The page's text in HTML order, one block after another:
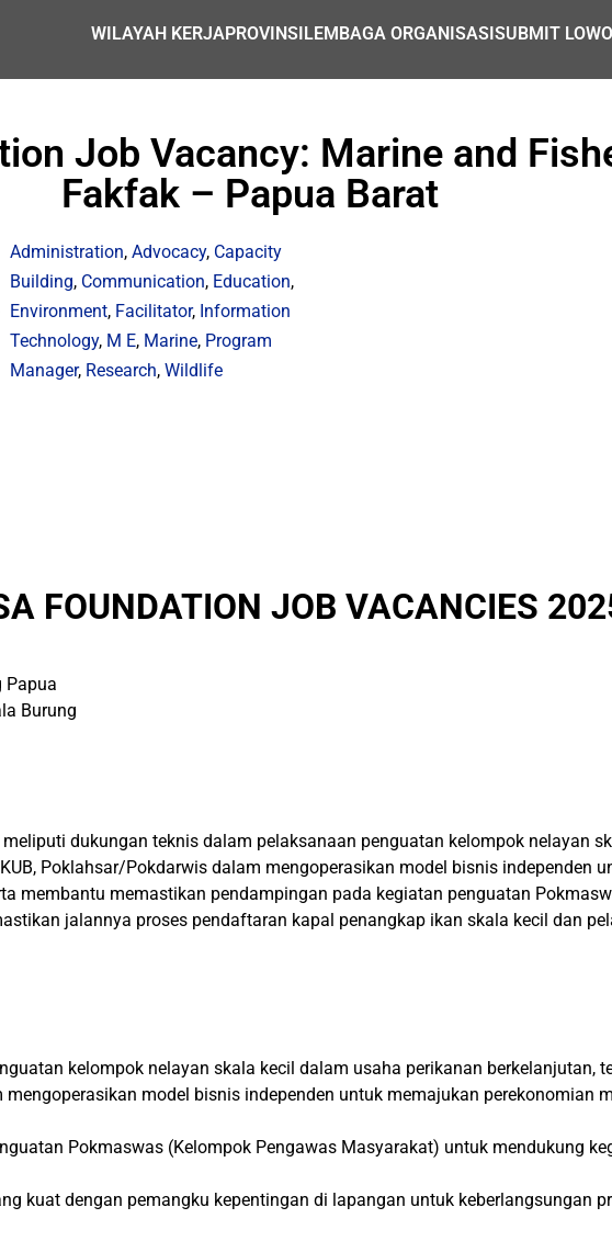
WILAYAH KERJAPROVINSILEMBAGA ORGANISASISUBMIT
Job Vacancy: Marine and
Fakfak – Papua Barat
Administration,Advocacy, Capacity
Building, Communication, Education,
Environment, Facilitator, Information
Technology, M E, Marine, Program
Manager, Research,Wildlife
FOUNDATION JOB VACANCIES
Papua
Burung
dukungan teknis dalam pelaksanaan penguatan kelompok nelayan
Poklahsar/Pokdarwis dalam mengoperasikan model bisnis independen
membantu memastikan pendampingan pada kegiatan penguatan
jalannya proses pendaftaran kapal penangkap ikan skala kecil dan
kelompok nelayan skala kecil dalam usaha perikanan berkelanjutan,
model bisnis independen untuk memajukan perekonomian
Pokmaswas (Kelompok Pengawas Masyarakat) untuk mendukung
kuat dengan pemangku kepentingan di lapangan untuk keberlangsungan